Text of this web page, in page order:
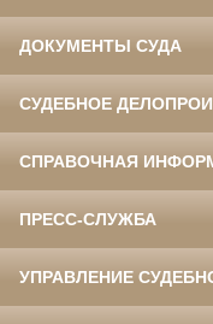
ДОКУМЕНТЫ СУДА
СУДЕБНОЕ
СПРАВОЧНАЯ
ПРЕСС-СЛУЖБА
УПРАВЛЕНИЕ